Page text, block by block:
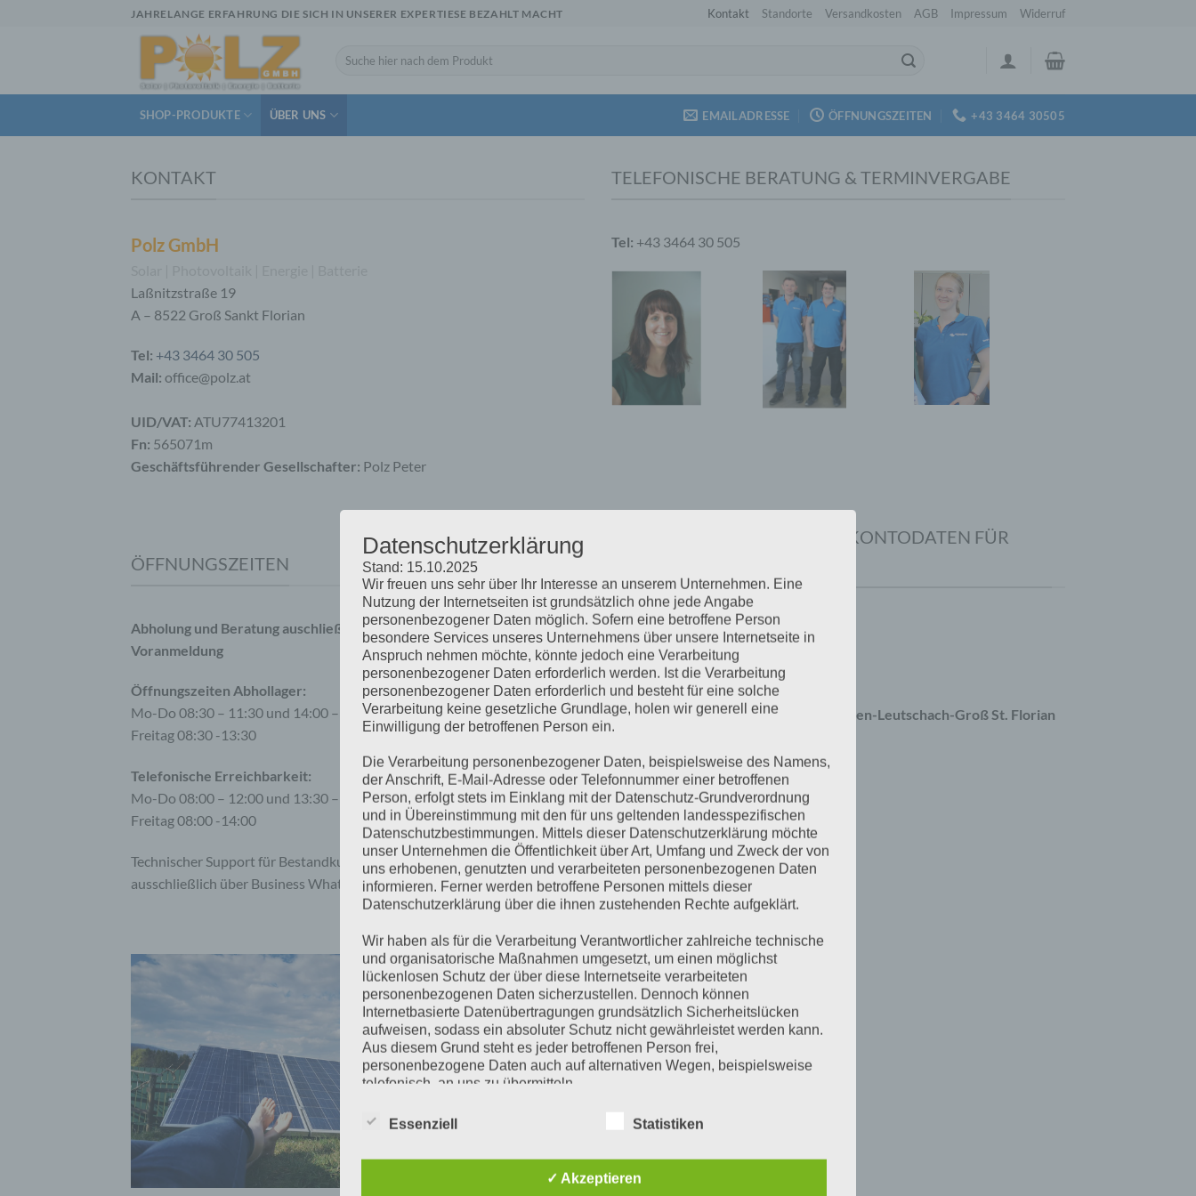
JAHRELANGE ERFAHRUNG DIE SICH IN UNSERER EXPERTIESE BEZAHLT MACHT Kontakt Standorte Versandkosten AGB Impressum Widerruf
Suchen
SHOP-PRODUKTE ÜBER UNS EMAILADRESSE ÖFFNUNGSZEITEN +43 3464 30505
KONTAKT
Polz GmbH
Laßnitzstraße 19
A – 8522 Groß Sankt Florian
Tel: +43 3464 30 505
Mail: office@polz.at
UID/VAT: ATU77413201
Fn: 565071m
Geschäftsführender Gesellschafter: Polz Peter
TELEFONISCHE BERATUNG & TERMINVERGABE
Tel: +43 3464 30 505
ÖFFNUNGSZEITEN
Abholung und Beratung auschließlich nach Terminvergabe und
Voranmeldung
Öffnungszeiten Abhollager:
Mo-Do 08:30 – 11:30 und 14:00 – 16:45
Freitag 08:30 -13:30
Telefonische Erreichbarkeit:
Mo-Do 08:00 – 12:00 und 13:30 – 18:00
Freitag 08:00 -14:00
Technischer Support für Bestandkunden am Samstag und Sonntag
ausschließlich über Business WhatsApp
ANZAHLUNGS- UND VORABKONTODATEN FÜR
Kontoinhaber: Polz GmbH
IBAN: AT92 3810 2000 0920 7846
BIC:RZSTAT2G102
Bankinstitut: Raiffeisenbank Gleinstätten-Leutschach-Groß St. Florian
Datenschutzerklärung
Stand: 15.10.2025
Wir freuen uns sehr über Ihr Interesse an unserem Unternehmen. Eine
Nutzung der Internetseiten ist grundsätzlich ohne jede Angabe
personenbezogener Daten möglich. Sofern eine betroffene Person
besondere Services unseres Unternehmens über unsere Internetseite in
Anspruch nehmen möchte, könnte jedoch eine Verarbeitung
personenbezogener Daten erforderlich werden. Ist die Verarbeitung
personenbezogener Daten erforderlich und besteht für eine solche
Verarbeitung keine gesetzliche Grundlage, holen wir generell eine
Einwilligung der betroffenen Person ein.
Die Verarbeitung personenbezogener Daten, beispielsweise des Namens,
der Anschrift, E-Mail-Adresse oder Telefonnummer einer betroffenen
Person, erfolgt stets im Einklang mit der Datenschutz-Grundverordnung
und in Übereinstimmung mit den für uns geltenden landesspezifischen
Datenschutzbestimmungen. Mittels dieser Datenschutzerklärung möchte
unser Unternehmen die Öffentlichkeit über Art, Umfang und Zweck der von
uns erhobenen, genutzten und verarbeiteten personenbezogenen Daten
informieren. Ferner werden betroffene Personen mittels dieser
Datenschutzerklärung über die ihnen zustehenden Rechte aufgeklärt.
Wir haben als für die Verarbeitung Verantwortlicher zahlreiche technische
und organisatorische Maßnahmen umgesetzt, um einen möglichst
lückenlosen Schutz der über diese Internetseite verarbeiteten
personenbezogenen Daten sicherzustellen. Dennoch können
Internetbasierte Datenübertragungen grundsätzlich Sicherheitslücken
aufweisen, sodass ein absoluter Schutz nicht gewährleistet werden kann.
Aus diesem Grund steht es jeder betroffenen Person frei,
personenbezogene Daten auch auf alternativen Wegen, beispielsweise
telefonisch, an uns zu übermitteln.
Begriffsbestimmungen
Die Datenschutzerklärung beruht auf den Begrifflichkeiten, die durch den
Europäischen Richtlinien- und Verordnungsgeber beim Erlass der
Essenziell Statistiken
✓ Akzeptieren